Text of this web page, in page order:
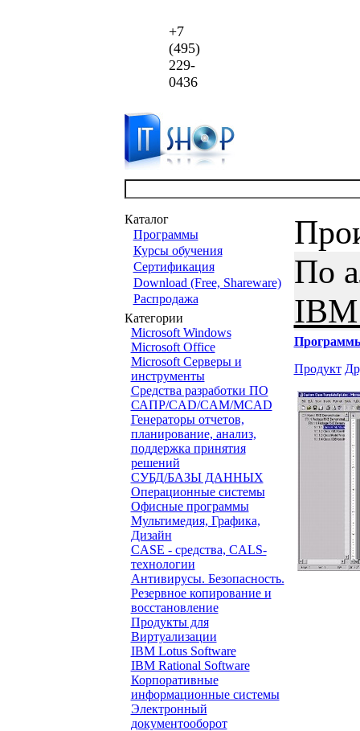
+7
(495)
229-
0436
Каталог
Программы
Курсы обучения
Сертификация
Download (Free, Shareware)
Распродажа
Категории
Microsoft Windows
Microsoft Office
Microsoft Серверы и
инструменты
Средства разработки ПО
САПР/CAD/CAM/MCAD
Генераторы отчетов,
планирование, анализ,
поддержка принятия
решений
СУБД/БАЗЫ ДАННЫХ
Операционные системы
Офисные программы
Мультимедия, Графика,
Дизайн
CASE - средства, CALS-
технологии
Антивирусы. Безопасность.
Резервное копирование и
восстановление
Продукты для
Виртуализации
IBM Lotus Software
IBM Rational Software
Корпоративные
информационные системы
Электронный
документооборот
По
IBM
Продукт